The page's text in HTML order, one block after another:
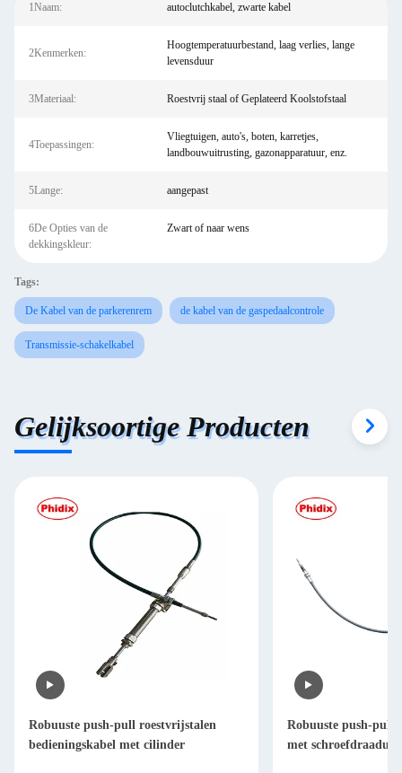
1Naam: autoclutchkabel, zwarte kabel
2Kenmerken:
Hoogtemperatuurbestand, laag verlies, lange
levensduur
3Materiaal: Roestvrij staal of Geplateerd Koolstofstaal
4Toepassingen:
Vliegtuigen, auto's, boten, karretjes,
landbouwuitrusting, gazonapparatuur, enz.
5Lange: aangepast
6De Opties van de
dekkingskleur:
Zwart of naar wens
Tags:
De Kabel van de parkerenrem de kabel van de gaspedaalcontrole
Transmissie-schakelkabel
Gelijksoortige Producten
Robuuste push-pull roestvrijstalen
bedieningskabel met cilinder
Robuuste push-pull-
met